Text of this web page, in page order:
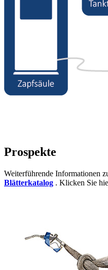
Prospekte
Weiterführende Informationen
Blätterkatalog . Klicken Sie